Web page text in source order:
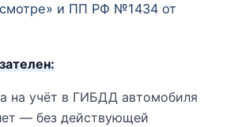
и ПП РФ №1434 от
на учёт в ГИБДД автомобиля
— без действующей